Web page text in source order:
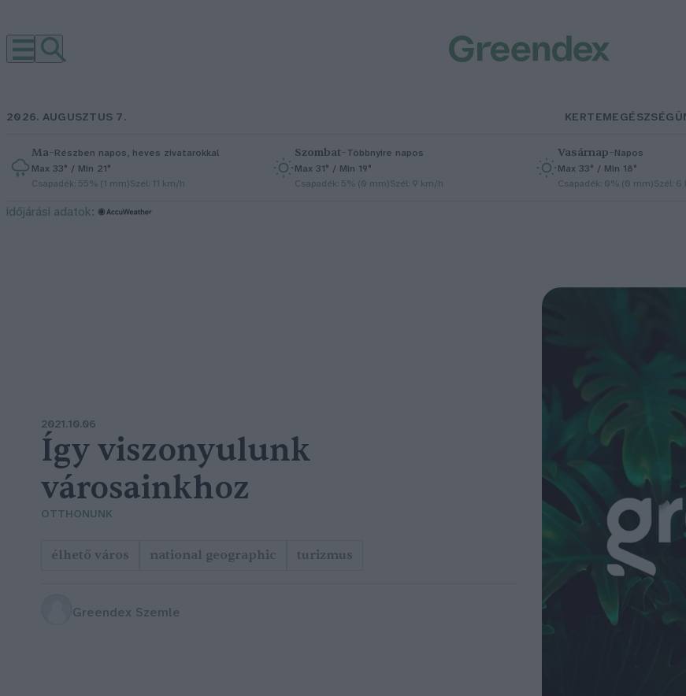
2026. AUGUSZTUS 7. KERTEM
Ma–Részben napos, heves zivatarokkal
Max 33° / Min 21°
Csapadék: 55% (1 mm)Szél: 11 km/h
Szombat–Többnyire napos
Max 31° / Min 19°
Csapadék: 5% (0 mm)Szél: 9 km/h
Vasárnap–Napos
Max 33° / Min 18°
Csapadék: 0% (0 mm)Szél: 6
időjárási adatok:
2021.10.06
Így viszonyulunk
városainkhoz
OTTHONUNK
élhető város national geographic turizmus
Greendex Szemle